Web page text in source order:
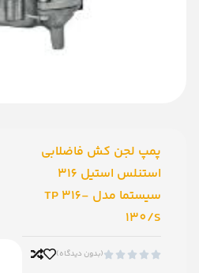
پمپ لجن کش فاضلابی
استنلس استیل 316
سیستما مدل TP 316-
130/S




(بدون دیدگاه)